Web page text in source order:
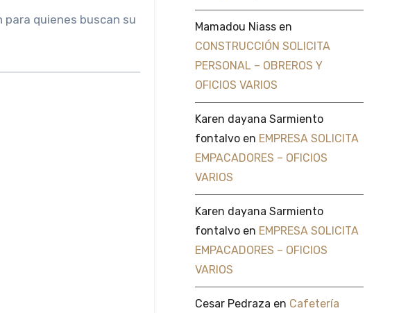
quienes buscan su
Mamadou Niassen
CONSTRUCCIÓN SOLICITA
PERSONAL – OBREROS Y
OFICIOS VARIOS
Karen dayana Sarmiento
fontalvoen EMPRESA SOLICITA
EMPACADORES – OFICIOS
VARIOS
Karen dayana Sarmiento
fontalvoen EMPRESA SOLICITA
EMPACADORES – OFICIOS
VARIOS
Cesar Pedraza en Cafetería